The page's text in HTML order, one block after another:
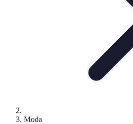
Moda